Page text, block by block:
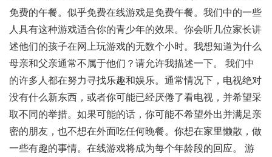
免费的午餐。似乎免费在线游戏是免费午餐。我们中的一些
人具有这种​​游戏适合你的青少年的效果。你会听几位家长讲
述他们的孩子在网上玩游戏的无数个小时。我想知道为什么
母亲和父亲通常不属于他们？请允许我描述一下。 我们中
的许多人都在努力寻找乐趣和娱乐。通常情况下，电视绝对
没有什么新东西，或者你可能已经厌倦了看电视，并希望采
取不同的举措。如果可能的话，你可能不希望外出并满足亲
密的朋友，也不想在外面吃任何晚餐。你想在家里懒散，做
一些有趣的事情。在线游戏将成为每个年龄段的回应。 游